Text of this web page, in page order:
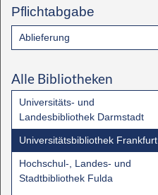
Pflichtabgabe
Ablieferung
Alle Bibliotheken
Universitäts- und
Landesbibliothek Darmstadt
Universitätsbibliothek Frankfurt
Hochschul-, Landes- und
Stadtbibliothek Fulda